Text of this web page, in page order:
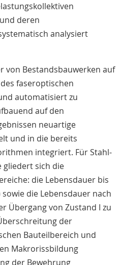
deren
analysiert
von Bestandsbauwerken auf
faseroptischen
automatisiert zu
auf den
neuartige
und in die bereits
integriert. Für Stahl-
gliedert sich die
die Lebensdauer bis
die Lebensdauer nach
Übergang von Zustand I zu
der
Bauteilbereich und
Makrorissbildung
der Bewehrung